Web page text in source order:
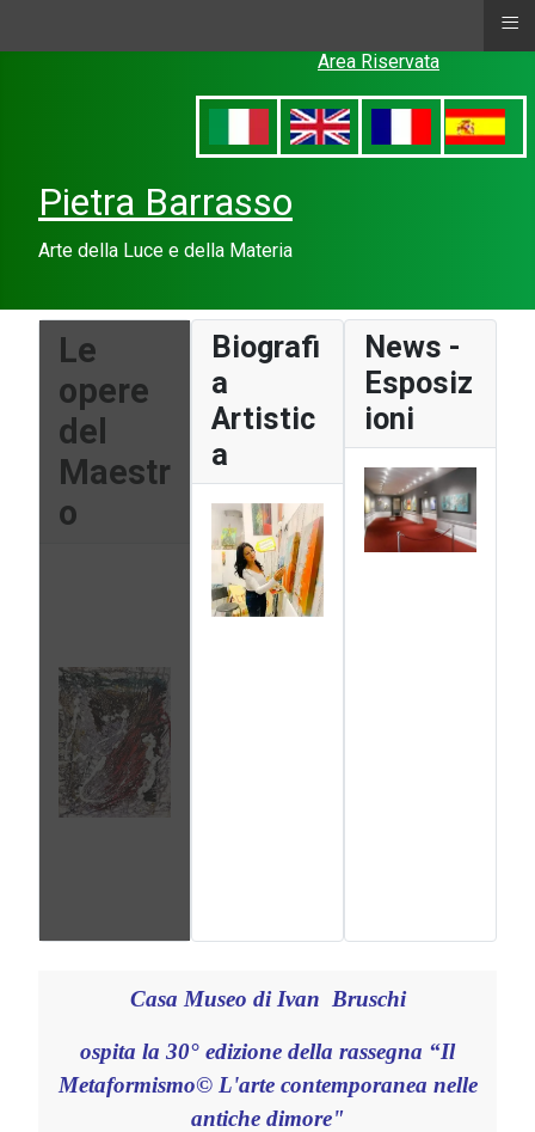
Area Riservata
Pietra Barrasso
Arte della Luce e della Materia
Le
opere
del
Maestr
o
Biografi
a
Artistic
a
News -
Esposiz
ioni
Casa Museo di Ivan Bruschi
ospita la 30° edizione della rassegna “Il
Metaformismo©L'arte contemporanea nelle
antiche dimore"
≡